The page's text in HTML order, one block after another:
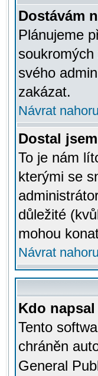
Dostávám
Plánujeme
svého
zakázat.
Návrat nahoru
Dostal
To je nám
kterými se
důležité
mohou
Návrat nahoru
Kdo
Tento
chráněn
General